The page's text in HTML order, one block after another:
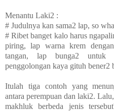
Menantu Laki2 :
# Judulnya kan sama2 lap, so
# Ribet banget kalo harus
piring, lap warna krem
tangan, lap bunga2 untuk
penggolongan kaya gituh bener2
Itulah tiga contoh yang
antara perempuan dan laki2.
makhluk berbeda jenis